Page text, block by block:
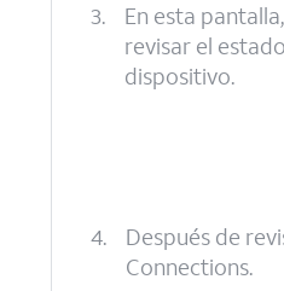
3.
En esta
revisar el
dispositivo.
4. Después de
Connections.